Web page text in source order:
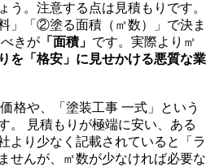
う。注意する点は見積もりです。
」「②塗る面積（㎡数）」で決ま
きが 「面積」 です。実際より㎡
を「格安」に見せかける悪質な業
格や、「塗装工事 一式」という
。 見積もりが極端に安い、ある
より少なく記載されていると「ラ
せんが、㎡数が少なければ必要な